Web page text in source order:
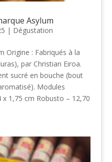
Asylum
| Dégustation
Origine : Fabriqués à la
par Christian Eiroa.
sucré en bouche (bout
Modules
1,75 cm Robusto – 12,70